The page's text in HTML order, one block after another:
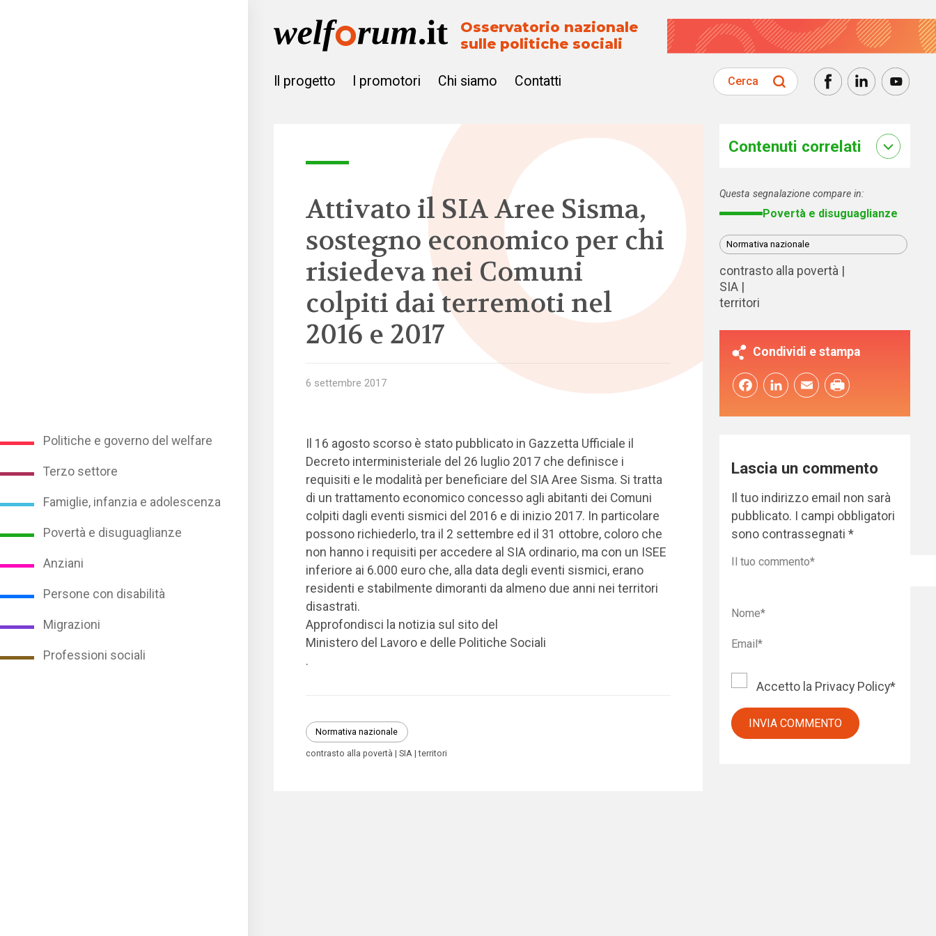
Politiche e governo del welfare
Terzo settore
Famiglie, infanzia e adolescenza
Povertà e disuguaglianze
Anziani
Persone con disabilità
Migrazioni
Professioni sociali
Osservatorio nazionale
sulle politiche sociali
Il progetto I promotori Chi siamo Contatti Cerca
Attivato il SIA Aree Sisma,
sostegno economico per chi
risiedeva nei Comuni
colpiti dai terremoti nel
2016 e 2017
6 settembre 2017
Il 16 agosto scorso è stato pubblicato in Gazzetta Ufficiale il
Decreto interministeriale del 26 luglio 2017 che definisce i
requisiti e le modalità per beneficiare del SIA Aree Sisma. Si tratta
di un trattamento economico concesso agli abitanti dei Comuni
colpiti dagli eventi sismici del 2016 e di inizio 2017. In particolare
possono richiederlo, tra il 2 settembre ed il 31 ottobre, coloro che
non hanno i requisiti per accedere al SIA ordinario, ma con un ISEE
inferiore ai 6.000 euro che, alla data degli eventi sismici, erano
residenti e stabilmente dimoranti da almeno due anni nei territori
disastrati.
Approfondisci la notizia sul sito del
Ministero del Lavoro e delle Politiche Sociali
.
Normativa nazionale
contrasto alla povertà SIA territori
Contenuti correlati
Questa segnalazione compare in:
Povertà e disuguaglianze
Normativa nazionale
contrasto alla povertà
SIA
territori
Condividi e stampa
FacebookLinkedInEmail
Lascia un commento
Il tuo indirizzo email non sarà
pubblicato. I campi obbligatori
sono contrassegnati*
Accetto la Privacy Policy*